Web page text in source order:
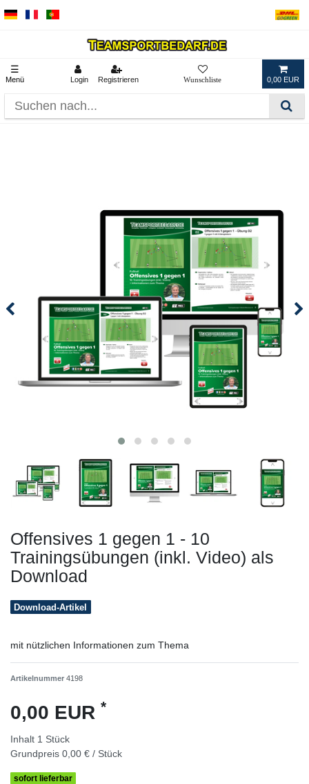
☰
Menü Login Registrieren 0,00 EUR
Offensives 1 gegen 1 - 10
Trainingsübungen (inkl. Video) als
Download
Download-Artikel
mit nützlichen Informationen zum Thema
Artikelnummer 4198
0,00 EUR *
Inhalt 1 Stück
Grundpreis 0,00 € / Stück
sofort lieferbar